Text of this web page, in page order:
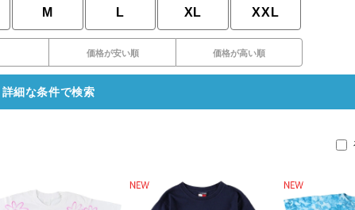
M L XL XXL
価格が安い順 価格が高い順
詳細な条件で検索